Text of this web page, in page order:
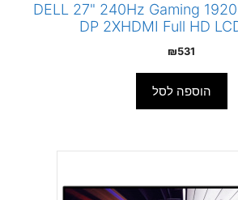
DELL 27" 240Hz Gaming
DP 2XHDMI Full HD
₪531
הוספה לסל